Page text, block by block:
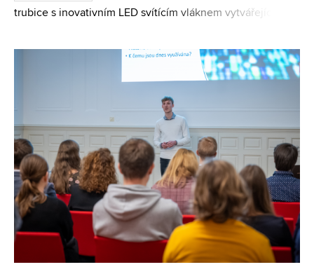
trubice s inovativním LED svítícím vláknem vytvářející
práci navrhl Andrej Ilič z FaVU, je navíc navrže